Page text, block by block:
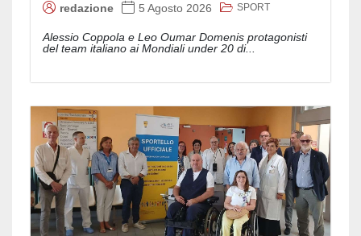
redazione 5 Agosto 2026 SPORT
Alessio Coppola e Leo Oumar Domenis protagonisti
del team italiano ai Mondiali under 20 di...